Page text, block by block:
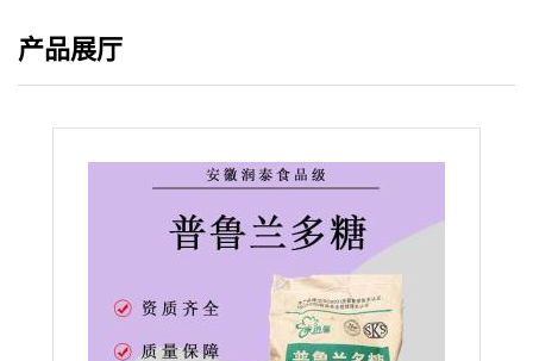
产品展厅